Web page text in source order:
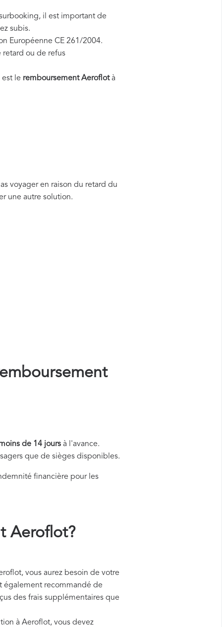
il est important de
subis.
Européenne CE 261/2004.
retard ou de refus
le remboursement Aeroflotà
voyager en raison du retard du
une autre solution.
de 14 jours à l'avance.
que de sièges disponibles.
financière pour les
Aeroflot?
vous aurez besoin de votre
également recommandé de
des frais supplémentaires que
à Aeroflot, vous devez